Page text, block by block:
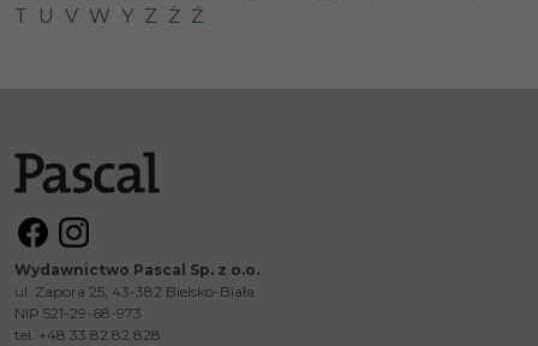
T
U V W Y Z Ż Ź
Wydawnictwo Pascal Sp. z o.o.
ul. Zapora 25, 43-382 Bielsko-Biała
NIP 521-29-68-973
tel. +48 33 82 82 828